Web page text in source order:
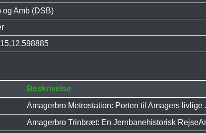
og Amb (DSB)
Beskrivelse
Amagerbro Metrostation: Porten til Amagers livlige
Amagerbro Trinbræt: En Jernbanehistorisk